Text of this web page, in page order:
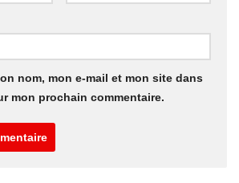
nom, mon e-mail et mon site dans
mon prochain commentaire.